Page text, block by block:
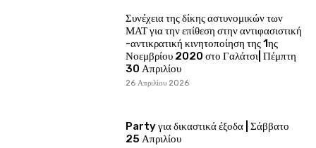
Συνέχεια της δίκης αστυνομικών των
ΜΑΤ για την επίθεση στην αντιφασιστική
-αντικρατική κινητοποίηση της 1ης
Νοεμβρίου 2020 στο Γαλάτσι| Πέμπτη
30 Απριλίου
26 Απριλίου 2026
Party για δικαστικά έξοδα | Σάββατο
25 Απριλίου